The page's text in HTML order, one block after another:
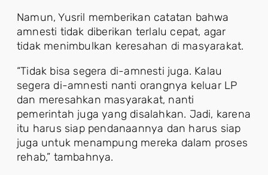
Namun, Yusril memberikan catatan bahwa
amnesti tidak diberikan terlalu cepat, agar
tidak menimbulkan keresahan di masyarakat.
“Tidak bisa segera di-amnesti juga. Kalau
segera di-amnesti nanti orangnya keluar LP
dan meresahkan masyarakat, nanti
pemerintah juga yang disalahkan. Jadi, karena
itu harus siap pendanaannya dan harus siap
juga untuk menampung mereka dalam proses
rehab,” tambahnya.